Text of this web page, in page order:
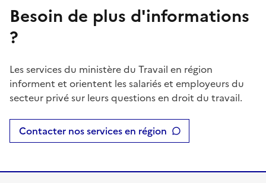
Besoin de plus d'informations
?
Les services du ministère du Travail en région
informent et orientent les salariés et employeurs du
secteur privé sur leurs questions en droit du travail.
Contacter nos services en région